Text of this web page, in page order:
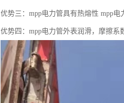
优势三：mpp电力管具有热熔性 mpp
优势四：mpp电力管外表润滑，摩擦系